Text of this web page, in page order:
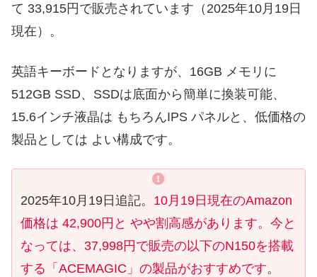
て 33,915円で販売されています（2025年10月19日
現在）。
英語キーボードとなりますが、16GB メモリに
512GB SSD、SSDは底面から簡単に換装可能、
15.6インチ液晶は もちろんIPS パネルと、低価格の
製品としては よい構成です。
2025年10月19日追記。 10月19日現在のAmazon
価格は 42,900円と やや割高感があります。今と
なっては、37,998円で販売の以下のN150を搭載
する「ACEMAGIC」の製品がおすすめです。